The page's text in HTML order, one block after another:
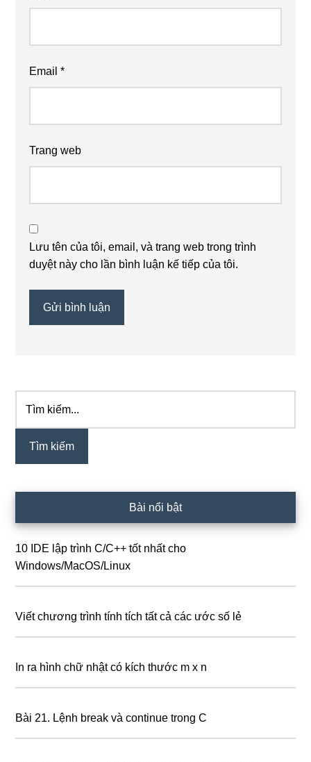
Email*
Trang web
Lưu tên của tôi, email, và trang web trong trình
duyệt này cho lần bình luận kế tiếp của tôi.
Sidebar
chính
kiếm...
Bài nổi bật
10 IDE lập trình C/C++ tốt nhất cho
Windows/MacOS/Linux
Viết chương trình tính tích tất cả các ước số lẻ
In ra hình chữ nhật có kích thước m x n
Bài 21. Lệnh break và continue trong C